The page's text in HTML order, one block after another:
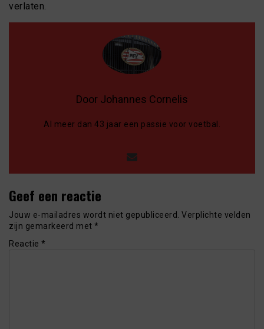
verlaten.
Door Johannes Cornelis
Al meer dan 43 jaar een passie voor voetbal.
Geef een reactie
Jouw e-mailadres wordt niet gepubliceerd. Verplichte velden
zijn gemarkeerd met *
Reactie *